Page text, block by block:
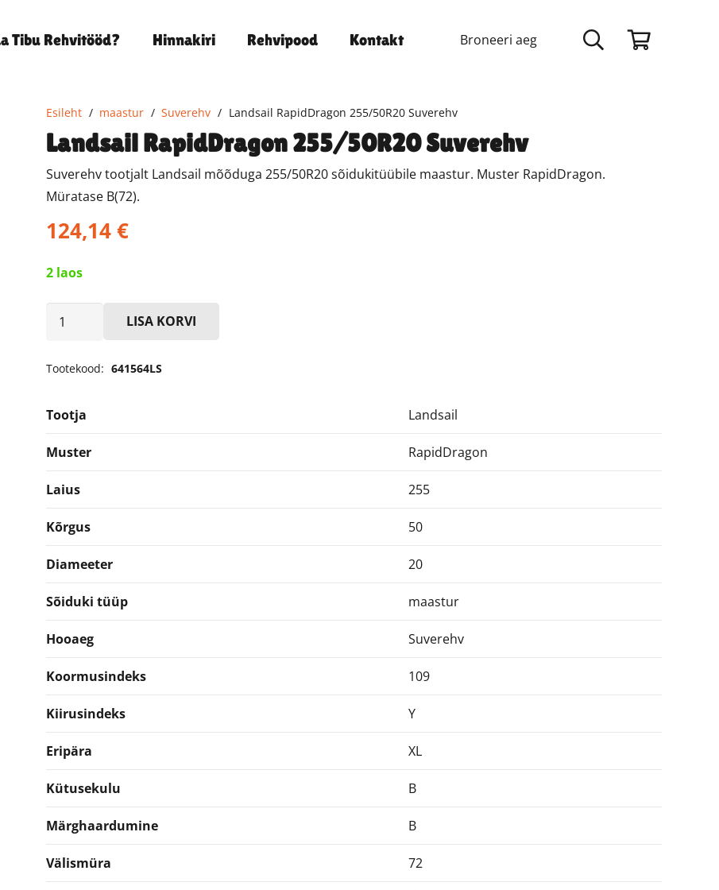
Tibu Rehvitööd? Hinnakiri Rehvipood Kontakt Broneeri aeg
Esileht / maastur / Suverehv / Landsail RapidDragon 255/50R20 Suverehv
Landsail RapidDragon 255/50R20 Suverehv
Suverehv tootjalt Landsail mõõduga 255/50R20 sõidukitüübile maastur. Muster RapidDragon.
Müratase B(72).
124,14 €
2 laos
Landsail
LISA KORVI
Tootekood: 641564LS
Tootja Landsail
Muster RapidDragon
Laius 255
Kõrgus 50
Diameeter 20
Sõiduki tüüp maastur
Hooaeg Suverehv
Koormusindeks 109
Kiirusindeks Y
Eripära XL
Kütusekulu B
Märghaardumine B
Välismüra 72